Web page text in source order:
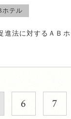
ホテル
進法に対するＡＢ
6 7